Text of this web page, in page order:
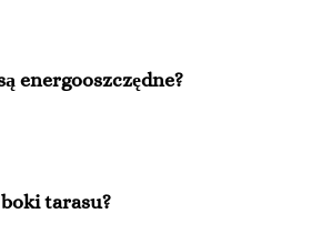
energooszczędne?
tarasu?